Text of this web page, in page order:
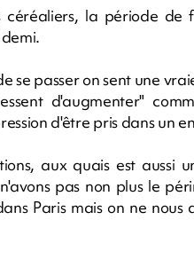
la période de
se passer on sent une
d'augmenter"
d'être pris dans un
aux quais est aussi
pas non plus le
Paris mais on ne nous